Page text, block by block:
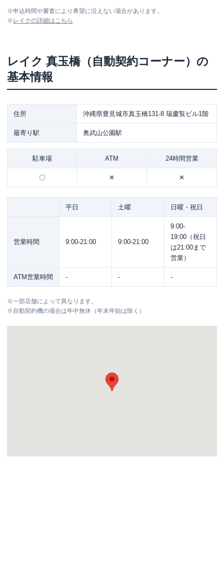
※申込時間や審査により希望に沿えない場合があります。
※ レイクの詳細はこちら
レイク 真玉橋（自動契約コーナー） の
基本情報
住所 沖縄県豊見城市真玉橋131-8 瑞慶覧ビル1階
最寄り駅 奥武山公園駅
駐車場 ATM 24時間営業
〇 ✕ ✕
平日 土曜 日曜・祝日
営業時間 9:00-21:00 9:00-21:00
9:00-
19:00（祝日
は21:00まで
営業）
ATM営業時間 - - -
※一部店舗によって異なります。
※自動契約機の場合は年中無休（年末年始は除く）